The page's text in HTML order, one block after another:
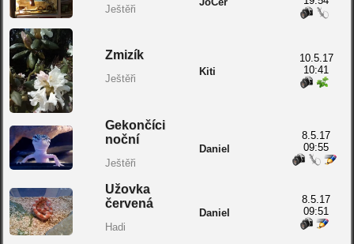
Ještěři
Zmizík
Ještěři
Kiti
10.5.17
10:41
Gekončíci
noční
Ještěři
Daniel
8.5.17
09:55
Užovka
červená
Hadi
Daniel
8.5.17
09:51